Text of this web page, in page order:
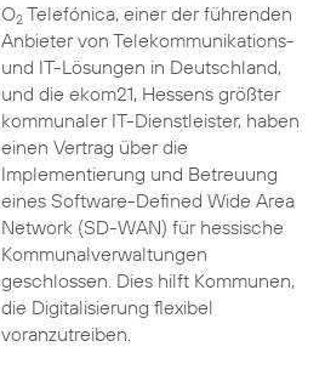
O2Telefónica, einer der führenden
Anbieter von Telekommunikations-
und IT-Lösungen in Deutschland,
und die ekom21, Hessens größter
kommunaler IT-Dienstleister, haben
einen Vertrag über die
Implementierung und Betreuung
eines Software-Defined Wide Area
Network (SD-WAN) für hessische
Kommunalverwaltungen
geschlossen. Dies hilft Kommunen,
die Digitalisierung flexibel
voranzutreiben.